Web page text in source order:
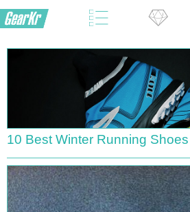
10 Best Winter Running